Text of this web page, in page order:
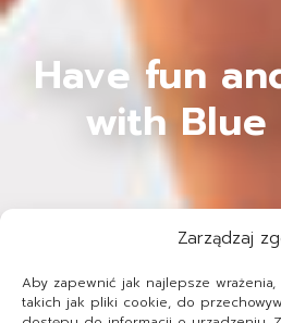
Zarządzaj
Aby zapewnić jak najlepsze
takich jak pliki cookie, do
Have fun
with Blue